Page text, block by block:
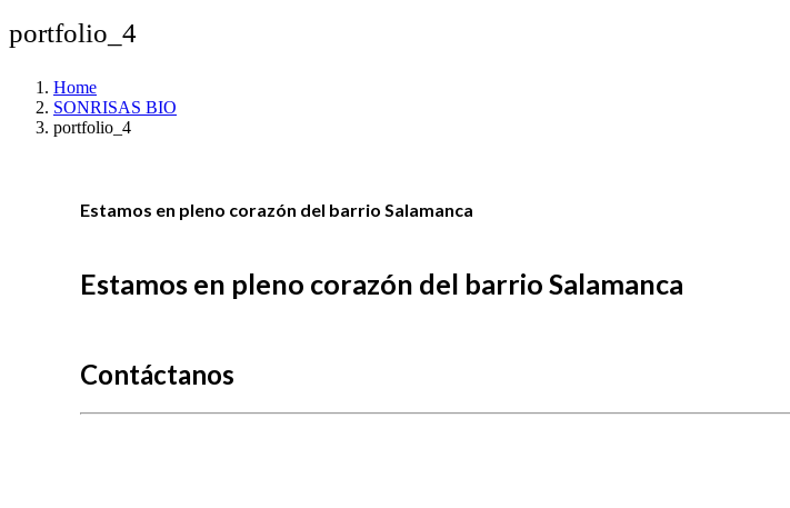
portfolio_4
Home
SONRISAS BIO
portfolio_4
Estamos en pleno corazón del barrio Salamanca
Estamos en pleno corazón del barrio Salamanca
Contáctanos